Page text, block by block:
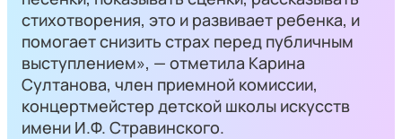
стихотворения, это и развивает ребенка, и
помогает снизить страх перед публичным
выступлением», — отметила Карина
Султанова, член приемной комиссии,
концертмейстер детской школы искусств
имени И.Ф. Стравинского.